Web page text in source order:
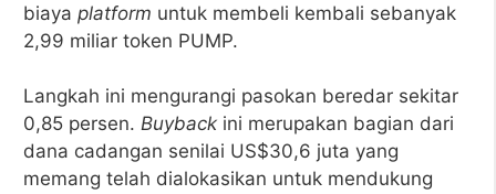
biaya platform untuk membeli kembali sebanyak
2,99 miliar token PUMP.
Langkah ini mengurangi pasokan beredar sekitar
0,85 persen. Buyback ini merupakan bagian dari
dana cadangan senilai US$30,6 juta yang
memang telah dialokasikan untuk mendukung